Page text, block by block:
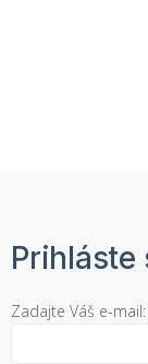
Prihláste
Zadajte Váš e-mail: